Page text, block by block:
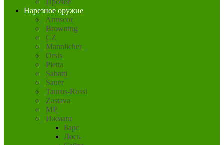
Прочее
Нарезное оружие
Armscor
Browning
CZ
Mannlicher
Orsis
Pietta
Sabatti
Sauer
Taurus-Rossi
Zastava
MP
Ижмаш
Барс
Лось